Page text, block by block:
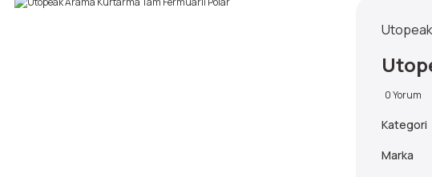
0 Yorum
Kategori
Marka